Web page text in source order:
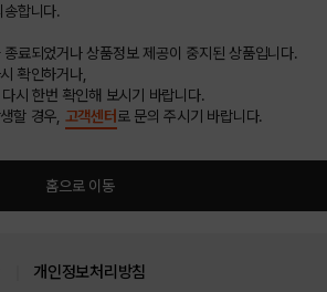
송합니다.
료되었거나 상품정보 제공이 중지된 상품입니다.
확인하거나,
시 한번 확인해 보시기 바랍니다.
할 경우, 고객센터 로 문의 주시기 바랍니다.
홈으로 이동
개인정보처리방침